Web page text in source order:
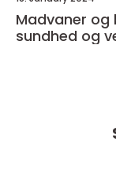
Madvaner
sundhed og